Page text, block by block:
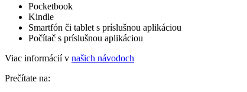
Pocketbook
Kindle
Smartfón či tablet s príslušnou aplikáciou
Počítač s príslušnou aplikáciou
Viac informácií v našich návodoch
Prečítate na: